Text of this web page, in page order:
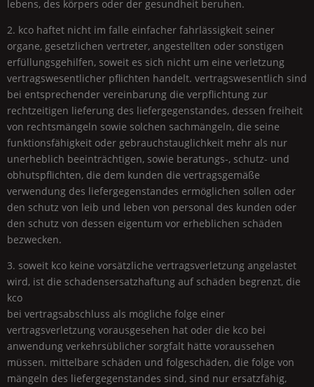
lebens, des körpers oder der gesundheit beruhen.
2. kco haftet nicht im falle einfacher fahrlässigkeit seiner
organe, gesetzlichen vertreter, angestellten oder sonstigen
erfüllungsgehilfen, soweit es sich nicht um eine verletzung
vertragswesentlicher pflichten handelt. vertragswesentlich sind
bei entsprechender vereinbarung die verpflichtung zur
rechtzeitigen lieferung des liefergegenstandes, dessen freiheit
von rechtsmängeln sowie solchen sachmängeln, die seine
funktionsfähigkeit oder gebrauchstauglichkeit mehr als nur
unerheblich beeinträchtigen, sowie beratungs-, schutz- und
obhutspflichten, die dem kunden die vertragsgemäße
verwendung des liefergegenstandes ermöglichen sollen oder
den schutz von leib und leben von personal des kunden oder
den schutz von dessen eigentum vor erheblichen schäden
bezwecken.
3. soweit kco keine vorsätzliche vertragsverletzung angelastet
wird, ist die schadensersatzhaftung auf schäden begrenzt, die
kco
bei vertragsabschluss als mögliche folge einer
vertragsverletzung vorausgesehen hat oder die kco bei
anwendung verkehrsüblicher sorgfalt hätte voraussehen
müssen. mittelbare schäden und folgeschäden, die folge von
mängeln des liefergegenstandes sind, sind nur ersatzfähig,